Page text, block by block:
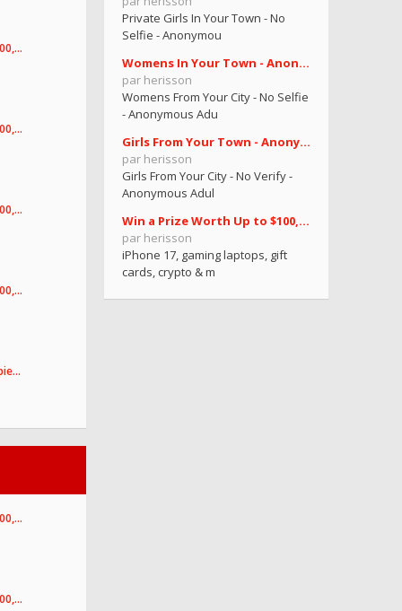
Private Girls In Your Town - No
Selfie - Anonymou
Womens In Your Town - Anonymous Sex Dating - No Se
par herisson
Womens From Your City - No Selfie
- Anonymous Adu
Girls From Your Town - Anonymous Adult Dating - No
par herisson
Girls From Your City - No Verify -
Anonymous Adul
Win a Prize Worth Up to $100,000.77!
par herisson
iPhone 17, gaming laptops, gift
cards, crypto & m